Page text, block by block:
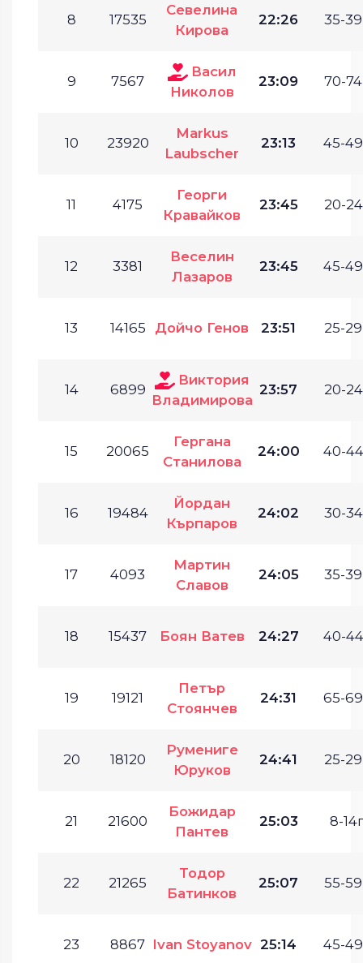
8 17535
Севелина
Кирова
22:26 35-
9 7567
Васил
Николов
23:09 70-
10 23920
Markus
Laubscher
23:13 45-
11 4175
Георги
Кравайков
23:45 20-
12 3381
Веселин
Лазаров
23:45 45-
13 14165 Дойчо Генов 23:51 25-
14 6899
Виктория
Владимирова
23:57 20-
15 20065
Гергана
Станилова
24:00 40-
16 19484
Йордан
Кърпаров
24:02 30-
17 4093
Мартин
Славов
24:05 35-
18 15437 Боян Ватев 24:27 40-
19 19121
Петър
Стоянчев
24:31 65-
20 18120
Румениге
Юруков
24:41 25-
21 21600
Божидар
Пантев
25:03 8-
22 21265
Тодор
Батинков
25:07 55-
23 8867 Ivan Stoyanov 25:14 45-